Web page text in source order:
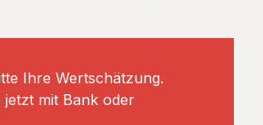
Ihre Wertschätzung.
jetzt mit Bank oder